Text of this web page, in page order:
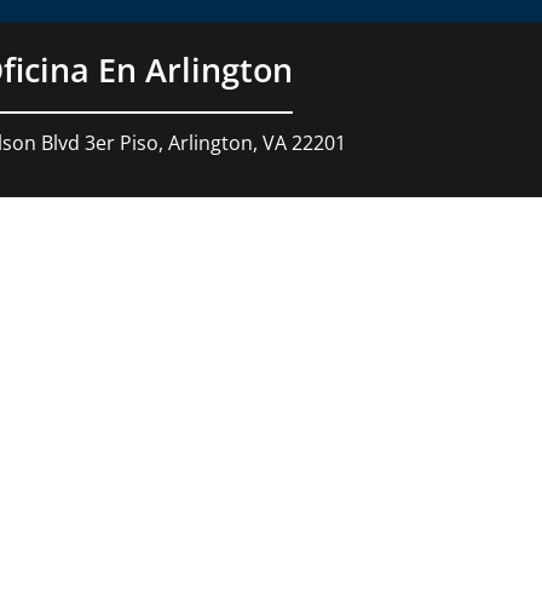
En Arlington
Blvd 3er Piso, Arlington, VA 22201